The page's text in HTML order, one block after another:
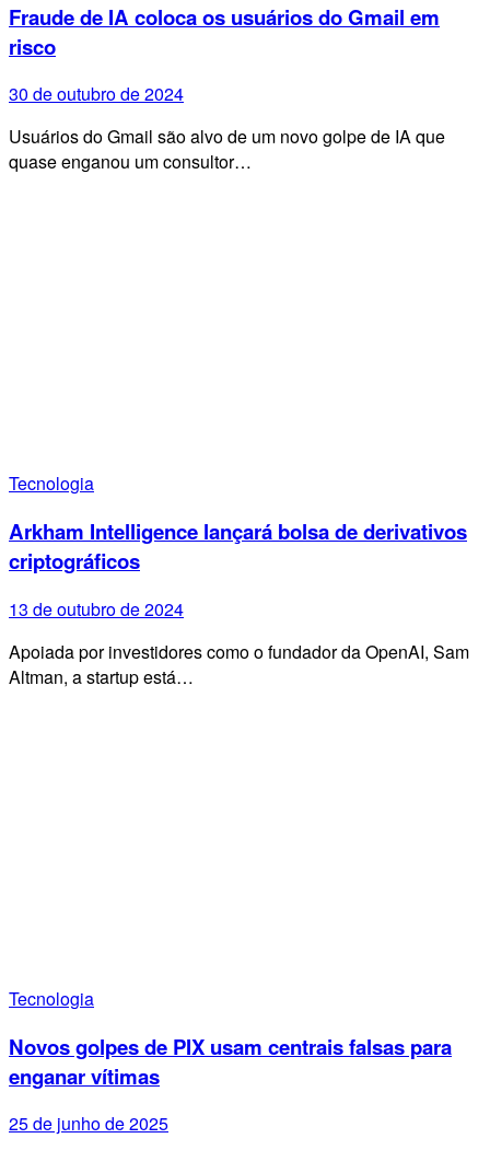
Fraude de IA coloca os usuários do Gmail em
risco
30 de outubro de 2024
Usuários do Gmail são alvo de um novo golpe de IA que
quase enganou um consultor…
Tecnologia
Arkham Intelligence lançará bolsa de derivativos
criptográficos
13 de outubro de 2024
Apoiada por investidores como o fundador da OpenAI, Sam
Altman, a startup está…
Tecnologia
Novos golpes de PIX usam centrais falsas para
enganar vítimas
25 de junho de 2025